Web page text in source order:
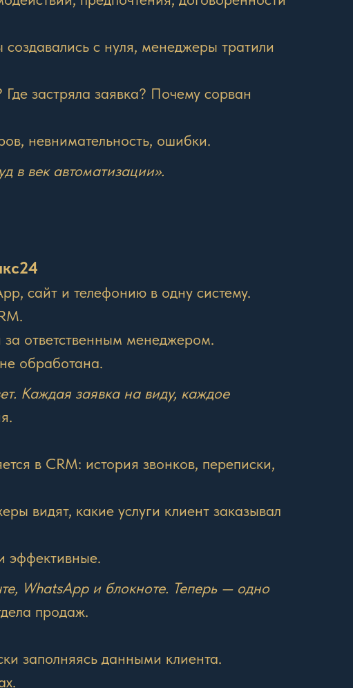
с нуля, менеджеры тратили
Где застряла заявка? Почему сорван
невнимательность, ошибки.
в век автоматизации».
сайт и телефонию в одну систему.
за ответственным менеджером.
обработана.
Каждая заявка на виду, каждое
в CRM: история звонков, переписки,
видят, какие услуги клиент заказывал
эффективные.
WhatsApp и блокноте. Теперь — одно
продаж.
заполняясь данными клиента.